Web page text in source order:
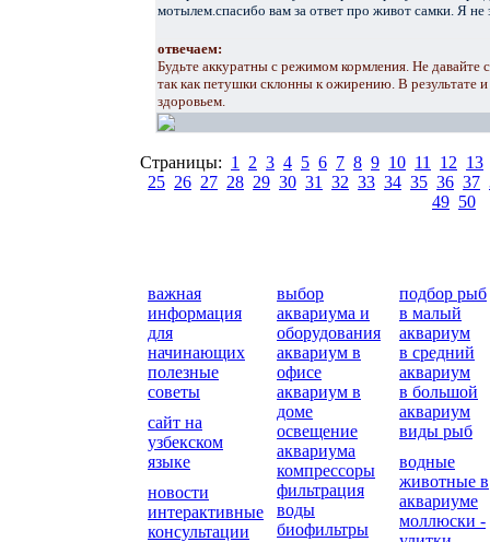
мотылем.спасибо вам за ответ про живот самки. Я не
отвечаем:
Будьте аккуратны с режимом кормления. Не давайте
так как петушки склонны к ожирению. В результате
здоровьем.
Страницы: 1 2 3 4 5 6 7 8 9 10 11 12 13
25 26 27 28 29 30 31 32 33 34 35 36 37
49 50
важная
информация
для
начинающих
полезные
советы
сайт на
узбекском
языке
новости
интерактивные
консультации
выбор
аквариума и
оборудования
аквариум в
офисе
аквариум в
доме
освещение
аквариума
компрессоры
фильтрация
воды
биофильтры
подбор рыб
в малый
аквариум
в средний
аквариум
в большой
аквариум
виды рыб
водные
животные в
аквариуме
моллюски -